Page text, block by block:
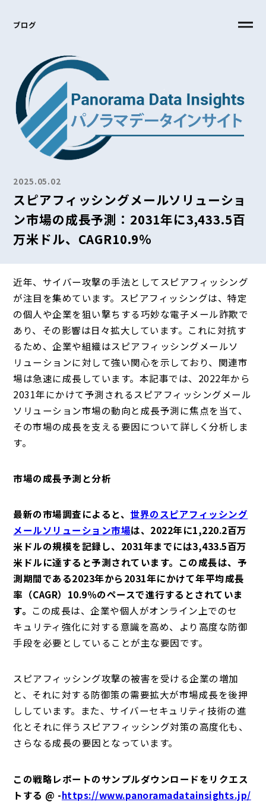
ブログ
2025.05.02
スピアフィッシングメールソリューショ
ン市場の成長予測：2031年に3,433.5百
万米ドル、CAGR10.9％
近年、サイバー攻撃の手法としてスピアフィッシング
が注目を集めています。スピアフィッシングは、特定
の個人や企業を狙い撃ちする巧妙な電子メール詐欺で
あり、その影響は日々拡大しています。これに対抗す
るため、企業や組織はスピアフィッシングメールソ
リューションに対して強い関心を示しており、関連市
場は急速に成長しています。本記事では、2022年から
2031年にかけて予測されるスピアフィッシングメール
ソリューション市場の動向と成長予測に焦点を当て、
その市場の成長を支える要因について詳しく分析しま
す。
市場の成長予測と分析
最新の市場調査によると、世界のスピアフィッシング
メールソリューション市場は、2022年に1,220.2百万
米ドルの規模を記録し、2031年までには3,433.5百万
米ドルに達すると予測されています。この成長は、予
測期間である2023年から2031年にかけて年平均成長
率（CAGR）10.9％のペースで進行するとされていま
す。 この成長は、企業や個人がオンライン上でのセ
キュリティ強化に対する意識を高め、より高度な防御
手段を必要としていることが主な要因です。
スピアフィッシング攻撃の被害を受ける企業の増加
と、それに対する防御策の需要拡大が市場成長を後押
ししています。また、サイバーセキュリティ技術の進
化とそれに伴うスピアフィッシング対策の高度化も、
さらなる成長の要因となっています。
この戦略レポートのサンプルダウンロードをリクエス
トする @ -https://www.panoramadatainsights.jp/